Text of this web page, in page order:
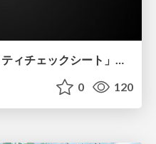
取引先から届く 「セキュリティチェックシート」の読み解き方
0 120